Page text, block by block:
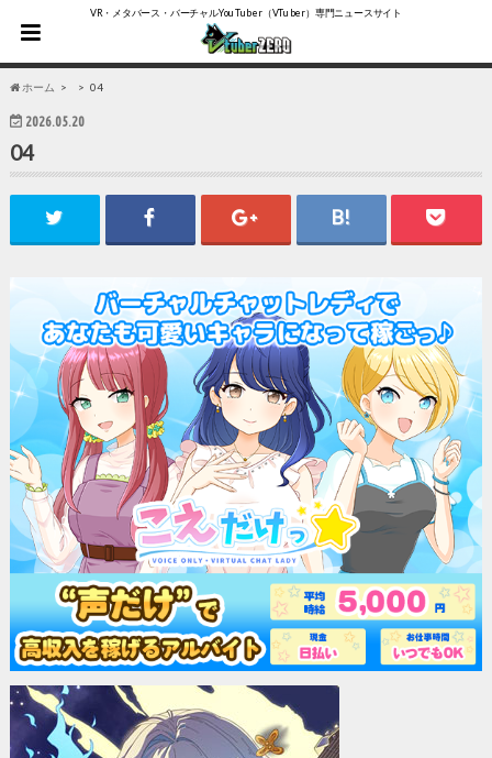
VR・メタバース・バーチャルYouTuber（VTuber）専門ニュースサイト
ホーム 04
2026.05.20
04